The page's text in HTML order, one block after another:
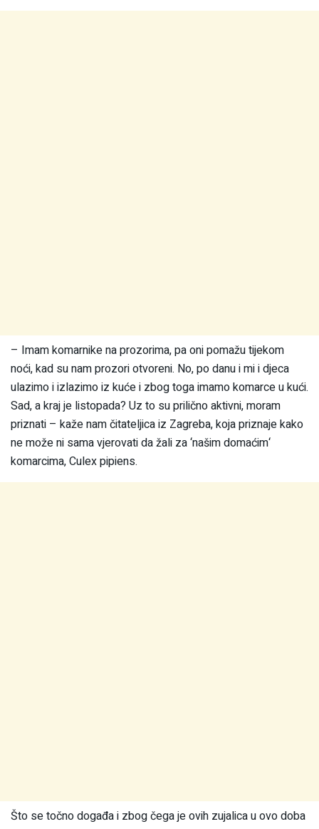
– Imam komarnike na prozorima, pa oni pomažu tijekom
noći, kad su nam prozori otvoreni. No, po danu i mi i djeca
ulazimo i izlazimo iz kuće i zbog toga imamo komarce u kući.
Sad, a kraj je listopada? Uz to su prilično aktivni, moram
priznati – kaže nam čitateljica iz Zagreba, koja priznaje kako
ne može ni sama vjerovati da žali za ‘našim domaćim‘
komarcima, Culex pipiens.
Što se točno događa i zbog čega je ovih zujalica u ovo doba